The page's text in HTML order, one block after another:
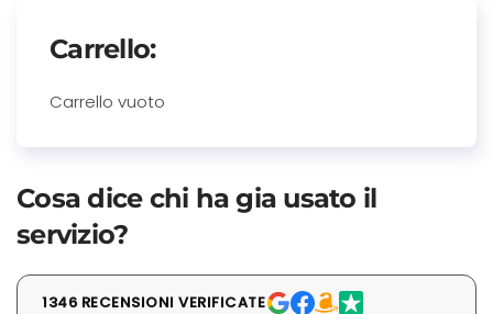
Carrello:
Carrello vuoto
Cosa dice chi ha gia usato il
servizio?
1346 RECENSIONI VERIFICATE